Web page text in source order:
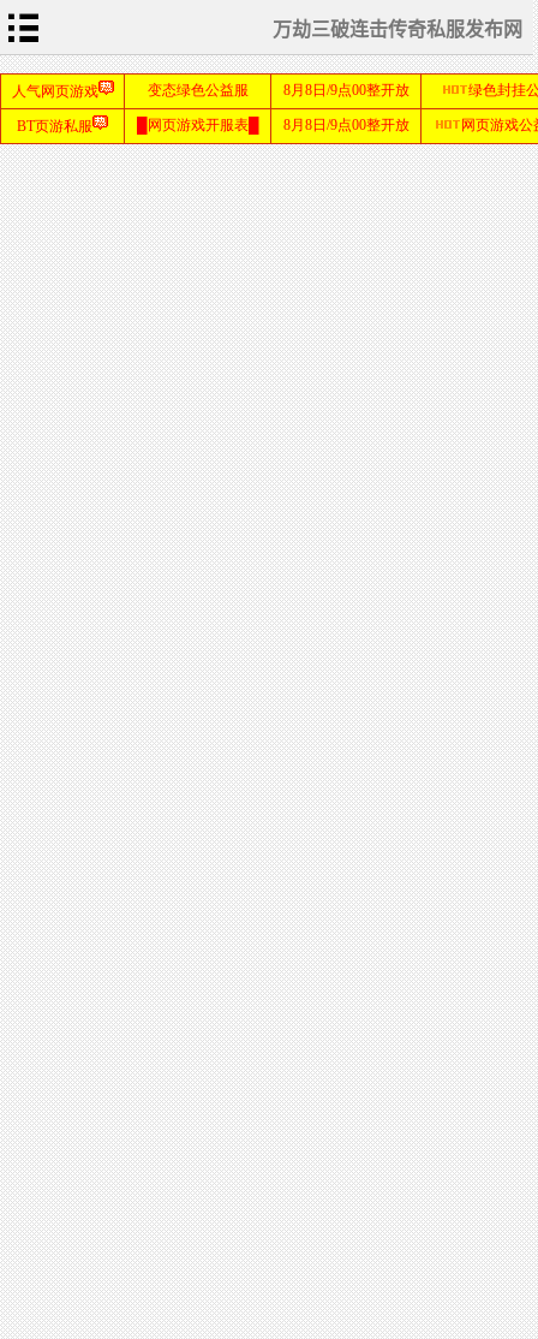
万劫三破连击传奇私服发布网
首
页
传
奇
私
服
发
布
网
传
奇
新
服
网
热
血
传
奇
SF
SF999
发布网